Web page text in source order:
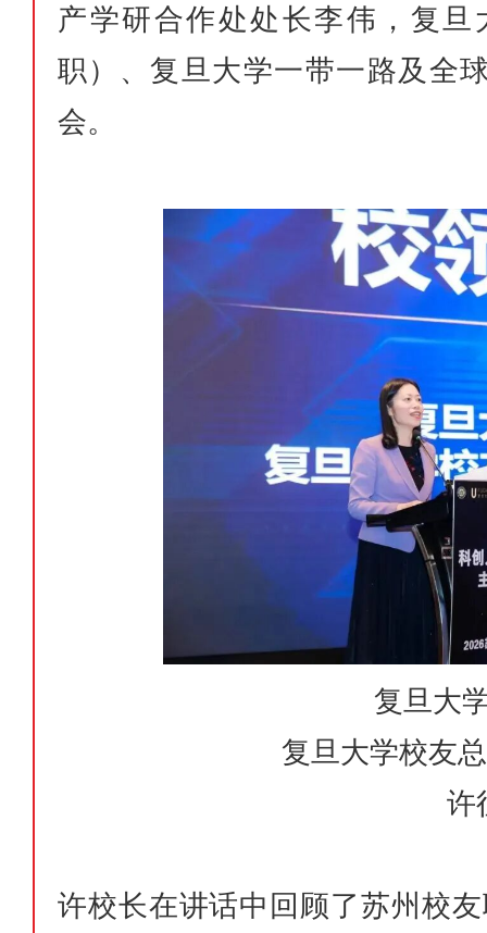
产学研合作处处长李伟，复
职）、复旦大学一带一路及全
会。
复旦大
复旦大学校友
许
许校长在讲话中回顾了苏州校